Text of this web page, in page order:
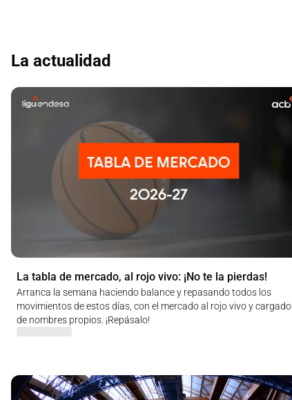
La actualidad
La tabla de mercado, al rojo vivo: ¡No te la pierdas!
Arranca la semana haciendo balance y repasando todos los
movimientos de estos días, con el mercado al rojo vivo y cargado
de nombres propios. ¡Repásalo!